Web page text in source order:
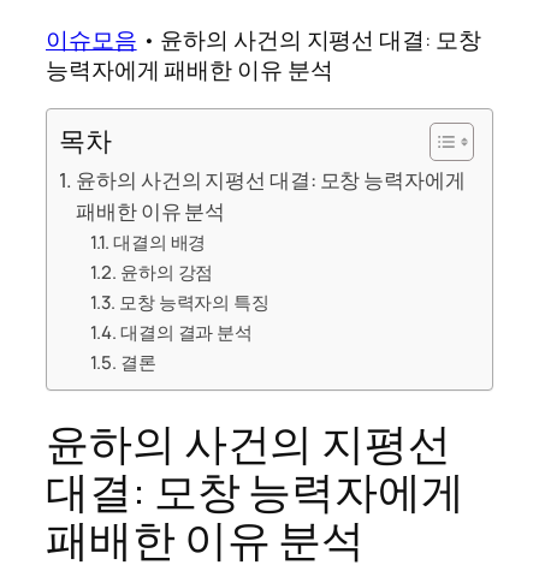
이슈모음 • 윤하의 사건의 지평선 대결: 모창
능력자에게 패배한 이유 분석
목차
윤하의 사건의 지평선 대결: 모창 능력자에게
패배한 이유 분석
대결의 배경
윤하의 강점
모창 능력자의 특징
대결의 결과 분석
결론
윤하의 사건의 지평선
대결: 모창 능력자에게
패배한 이유 분석